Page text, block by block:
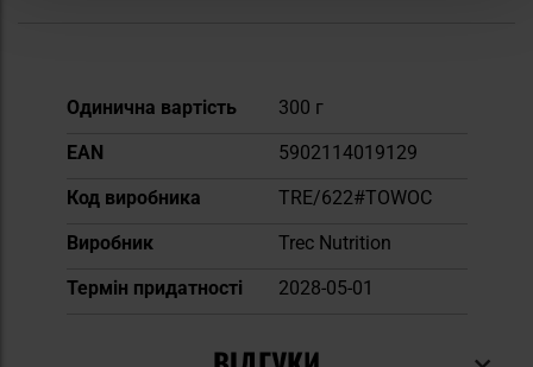
Докладніше
Одинична вартість
300 г
EAN
5902114019129
Код виробника
TRE/622#TOWOC
Виробник
Trec Nutrition
Термін придатності
2028-05-01